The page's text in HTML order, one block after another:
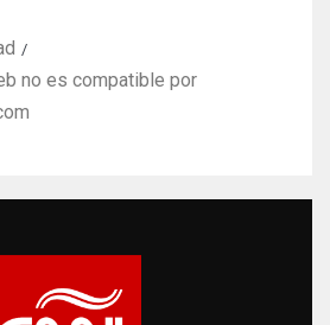
no es compatible por